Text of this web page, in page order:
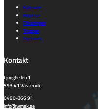
Kalender
Biljetter
Föreningen
Truppen
Partners
Kontakt
Ljungheden 1
593 41 Västervik
0490-366 91
info@wmsk.se